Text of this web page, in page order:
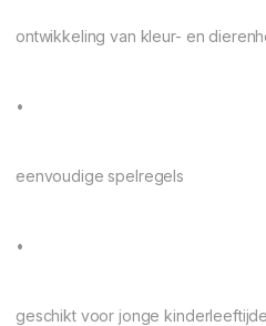
ontwikkeling van kleur- en
•
eenvoudige spelregels
•
geschikt voor jonge